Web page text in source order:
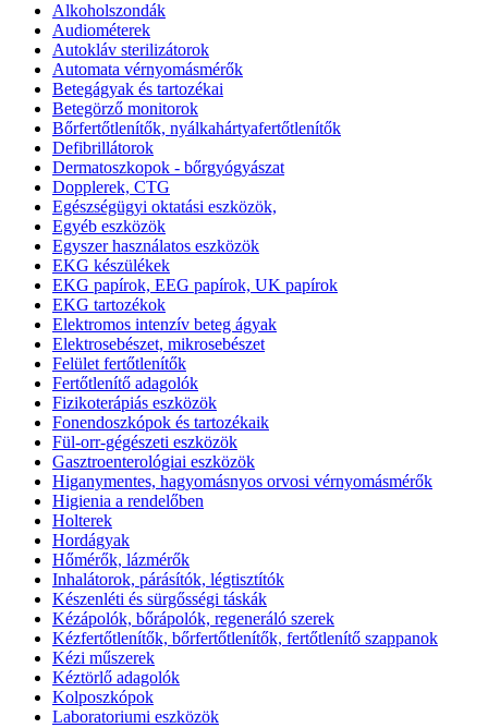
Alkoholszondák
Audiométerek
Autokláv sterilizátorok
Automata vérnyomásmérők
Betegágyak és tartozékai
Betegörző monitorok
Bőrfertőtlenítők, nyálkahártyafertőtlenítők
Defibrillátorok
Dermatoszkopok - bőrgyógyászat
Dopplerek, CTG
Egészségügyi oktatási eszközök,
Egyéb eszközök
Egyszer használatos eszközök
EKG készülékek
EKG papírok, EEG papírok, UK papírok
EKG tartozékok
Elektromos intenzív beteg ágyak
Elektrosebészet, mikrosebészet
Felület fertőtlenítők
Fertőtlenítő adagolók
Fizikoterápiás eszközök
Fonendoszkópok és tartozékaik
Fül-orr-gégészeti eszközök
Gasztroenterológiai eszközök
Higanymentes, hagyomásnyos orvosi vérnyomásmérők
Higienia a rendelőben
Holterek
Hordágyak
Hőmérők, lázmérők
Inhalátorok, párásítók, légtisztítók
Készenléti és sürgősségi táskák
Kézápolók, bőrápolók, regeneráló szerek
Kézfertőtlenítők, bőrfertőtlenítők, fertőtlenítő szappanok
Kézi műszerek
Kéztörlő adagolók
Kolposzkópok
Laboratoriumi eszközök